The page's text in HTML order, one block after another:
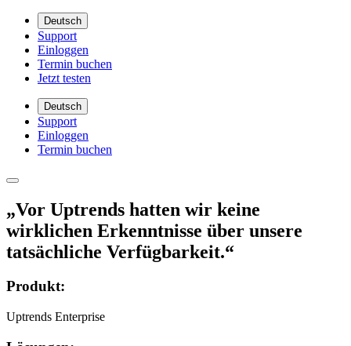
Deutsch
Support
Einloggen
Termin buchen
Jetzt testen
Deutsch
Support
Einloggen
Termin buchen
„Vor Uptrends hatten wir keine
wirklichen Erkenntnisse über unsere
tatsächliche Verfügbarkeit.“
Produkt:
Uptrends Enterprise